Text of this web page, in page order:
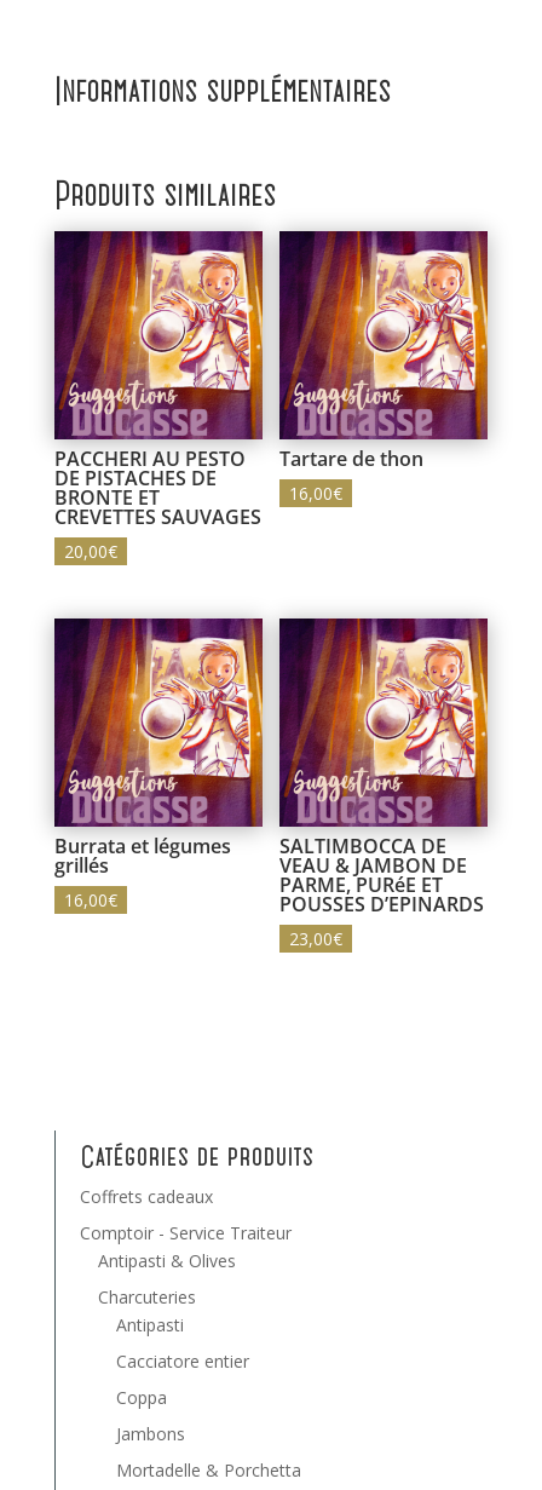
Informations supplémentaires
Produits similaires
PACCHERI AU PESTO
DE PISTACHES DE
BRONTE ET
CREVETTES SAUVAGES
20,00€
Tartare de thon
16,00€
Burrata et légumes
grillés
16,00€
SALTIMBOCCA DE
VEAU & JAMBON DE
PARME, PURéE ET
POUSSES D’EPINARDS
23,00€
Catégories de produits
Coffrets cadeaux
Comptoir - Service Traiteur
Antipasti & Olives
Charcuteries
Antipasti
Cacciatore entier
Coppa
Jambons
Mortadelle & Porchetta